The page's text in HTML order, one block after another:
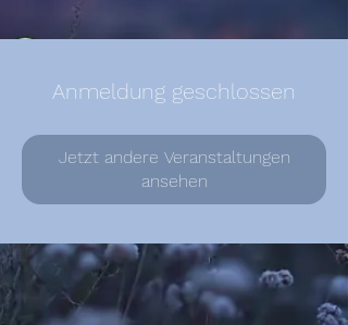
Anmeldung geschlossen
Jetzt andere Veranstaltungen
ansehen